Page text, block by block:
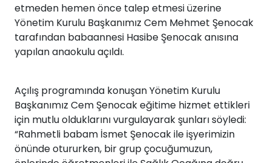
etmeden hemen önce talep etmesi üzerine
Yönetim Kurulu Başkanımız Cem Mehmet Şenocak
tarafından babaannesi Hasibe Şenocak anısına
yapılan anaokulu açıldı.
Açılış programında konuşan Yönetim Kurulu
Başkanımız Cem Şenocak eğitime hizmet ettikleri
için mutlu olduklarını vurgulayarak şunları söyledi:
“Rahmetli babam İsmet Şenocak ile işyerimizin
önünde otururken, bir grup çocuğumuzun,